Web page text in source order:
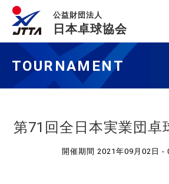
公益財団法人
日本卓球協会
TOURNAMENT
第71回全日本実業団卓
開催期間 2021年09月02日 -